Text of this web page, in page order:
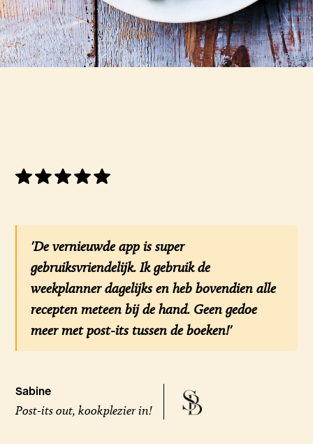
'De vernieuwde app is super
gebruiksvriendelijk. Ik gebruik de
weekplanner dagelijks en heb bovendien alle
recepten meteen bij de hand. Geen gedoe
meer met post-its tussen de boeken!'
Sabine
Post-its out, kookplezier in!